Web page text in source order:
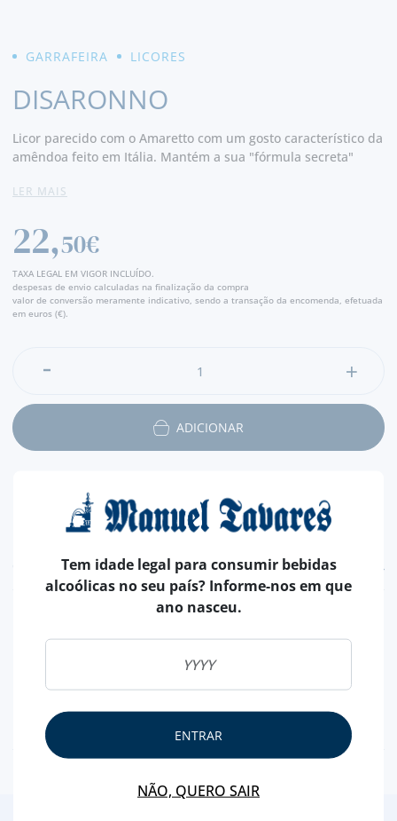
GARRAFEIRA LICORES
DISARONNO
Licor parecido com o Amaretto com um gosto característico da
amêndoa feito em Itália. Mantém a sua "fórmula secreta"
Amaretto "Conto de Luini" como sua própria história
amêndoa de alperce com "álcool, açúcar queimado e a
essência pura de dezessete ervas e frutas selecionadas". O
licor é vendido numa garrafa de vidro projetada por um
artesão de Murano e não contém amêndoas ou outros frutos
secos. Pode ser servido em simples, com gelo, ou como parte
de um cocktail misturado com outras bebidas alcoólicas,
variante italiana de um café irlandês.
LER MAIS
22,50€
TAXA LEGAL EM VIGOR INCLUÍDO.
despesas de envio calculadas na finalização da compra
valor de conversão meramente indicativo, sendo a transação da encomenda, efetuada
em euros (€).
ADICIONAR
CARACTERÍSTICAS
PAÍS ITÁLIA
TEOR ALCOÓLICO
Tem idade legal para consumir bebidas
alcoólicas no seu país? Informe-nos em que
ano nasceu.
ENTRAR
NÃO, QUERO SAIR